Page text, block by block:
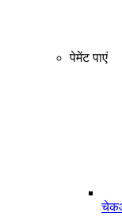
पेमेंट पाएं